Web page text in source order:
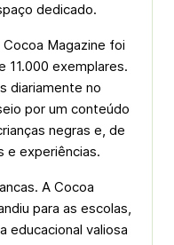
dedicado.
Magazine foi
11.000 exemplares.
diariamente no
por um conteúdo
negras e, de
e experiências.
A Cocoa
para as escolas,
educacional valiosa